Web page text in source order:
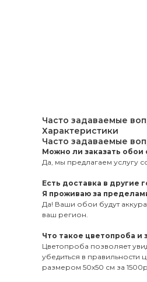
Часто задаваемые
Характеристики
Часто задаваемые
Можно ли заказать
Да, мы предлагаем услугу
Есть доставка в другие
Я проживаю за
Да! Ваши обои будут
ваш регион.
Что такое цветопроба и
Цветопроба позволяет
убедиться в правильности
размером 50х50 см за